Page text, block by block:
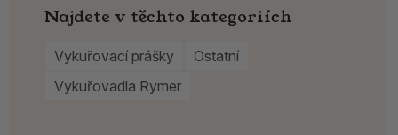
Najdete v těchto kategoriích
Vykuřovací prášky
Ostatní
Vykuřovadla Rymer